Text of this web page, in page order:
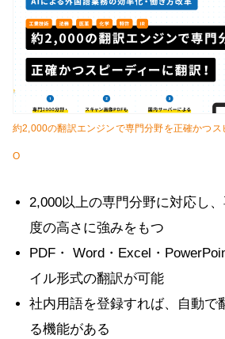
約2,000の翻訳エンジンで専門分野を正確かつス
O
2,000以上の専門分野に対応し
度の高さに強みをもつ
PDF・ Word・Excel・
イル形式の翻訳が可能
社内用語を登録すれば、自動で
る機能がある